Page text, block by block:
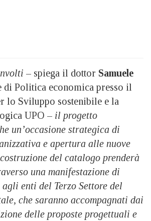
– spiega il dottor Samuele
di Politica economica presso il
lo Sviluppo sostenibile e la
UPO – il progetto
un’occasione strategica di
e apertura alle nuove
del catalogo prenderà
una manifestazione di
enti del Terzo Settore del
che saranno accompagnati dai
delle proposte progettuali e